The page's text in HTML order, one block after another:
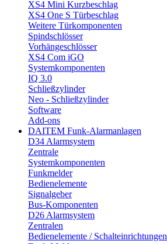
XS4 Mini Kurzbeschlag
XS4 One S Türbeschlag
Weitere Türkomponenten
Spindschlösser
Vorhängeschlösser
XS4 Com iGO
Systemkomponenten
IQ 3.0
Schließzylinder
Neo - Schließzylinder
Software
Add-ons
DAITEM Funk-Alarmanlagen
D34 Alarmsystem
Zentrale
Systemkomponenten
Funkmelder
Bedienelemente
Signalgeber
Bus-Komponenten
D26 Alarmsystem
Zentralen
Bedienelemente / Schalteinrichtungen